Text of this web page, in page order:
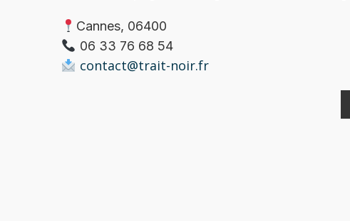
Cannes, 06400
06 33 76 68 54
contact@trait-noir.fr